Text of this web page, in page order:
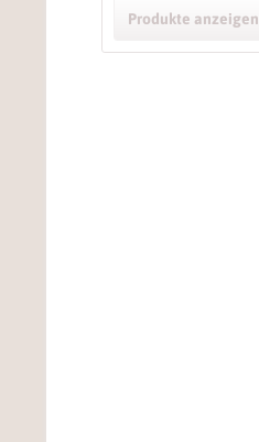
bis
Produkte anzeigen